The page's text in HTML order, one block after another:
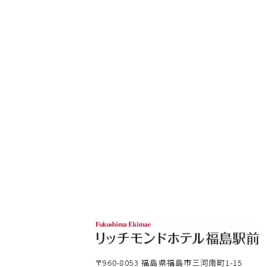
〒960-8053福島県福島市三河南町1-15